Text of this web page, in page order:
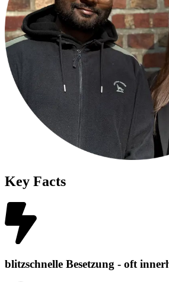
Key Facts
blitzschnelle Besetzung - oft